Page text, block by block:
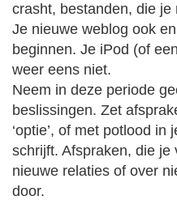
crasht, bestanden, die
Je nieuwe weblog ook
beginnen. Je iPod (of
weer eens niet.
Neem in deze periode
beslissingen. Zet
‘optie’, of met potlood in
schrijft. Afspraken, die
nieuwe relaties of over
door.